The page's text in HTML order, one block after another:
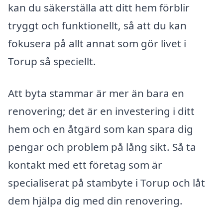
kan du säkerställa att ditt hem förblir
tryggt och funktionellt, så att du kan
fokusera på allt annat som gör livet i
Torup så speciellt.
Att byta stammar är mer än bara en
renovering; det är en investering i ditt
hem och en åtgärd som kan spara dig
pengar och problem på lång sikt. Så ta
kontakt med ett företag som är
specialiserat på stambyte i Torup och låt
dem hjälpa dig med din renovering.